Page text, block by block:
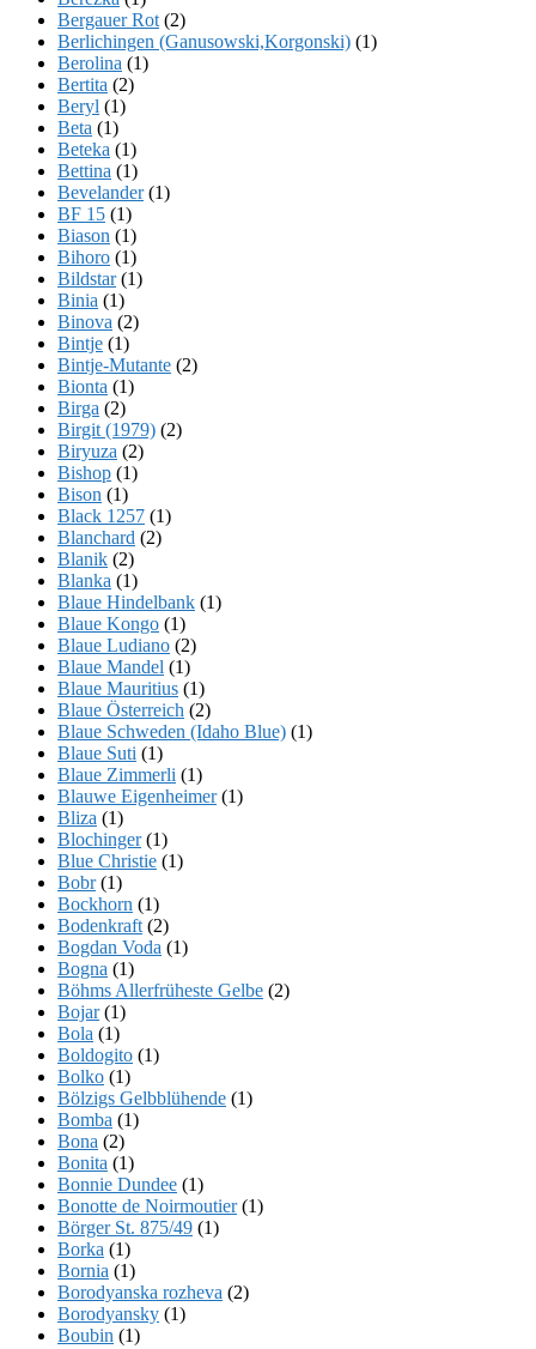
Bergauer Rot (2)
Berlichingen (Ganusowski,Korgonski) (1)
Berolina (1)
Bertita (2)
Beryl (1)
Beta (1)
Beteka (1)
Bettina (1)
Bevelander(1)
BF 15 (1)
Biason (1)
Bihoro (1)
Bildstar(1)
Binia (1)
Binova (2)
Bintje (1)
Bintje-Mutante (2)
Bionta (1)
Birga (2)
Birgit (1979) (2)
Biryuza (2)
Bishop (1)
Bison (1)
Black 1257 (1)
Blanchard (2)
Blanik (2)
Blanka (1)
Blaue Hindelbank (1)
Blaue Kongo (1)
Blaue Ludiano (2)
Blaue Mandel (1)
Blaue Mauritius (1)
Blaue Österreich (2)
Blaue Schweden (Idaho Blue) (1)
Blaue Suti (1)
Blaue Zimmerli (1)
Blauwe Eigenheimer(1)
Bliza (1)
Blochinger(1)
Blue Christie (1)
Bobr(1)
Bockhorn (1)
Bodenkraft (2)
Bogdan Voda (1)
Bogna (1)
Böhms Allerfrüheste Gelbe (2)
Bojar(1)
Bola (1)
Boldogito (1)
Bolko (1)
Bölzigs Gelbblühende (1)
Bomba (1)
Bona (2)
Bonita (1)
Bonnie Dundee (1)
Bonotte de Noirmoutier(1)
Börger St. 875/49 (1)
Borka (1)
Bornia (1)
Borodyanska rozheva (2)
Borodyansky (1)
Boubin (1)